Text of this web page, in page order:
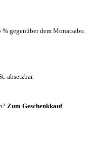
gegenüber dem Monatsabo.
absetzbar.
Zum Geschenkkauf